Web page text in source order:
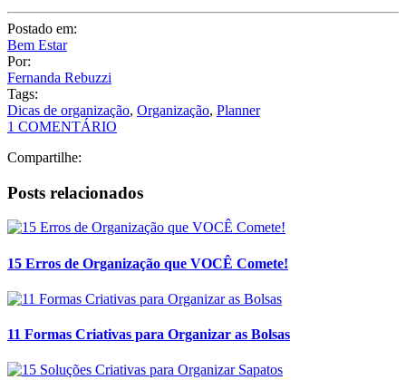
Compartilhe:
Posts relacionados
15 Erros de Organização que VOCÊ Comete!
11 Formas Criativas para Organizar as Bolsas
15 Soluções Criativas para Organizar Sapatos
11 Top Organizadores – Dicas de Organização